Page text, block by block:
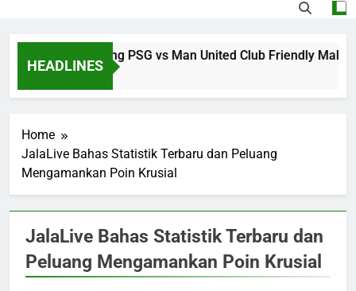
HEADLINES
Saksikan Streaming PSG vs Man United Club Friendly
8 Hours Ago
Home
JalaLive Bahas Statistik Terbaru dan Peluang
Mengamankan Poin Krusial
JalaLive Bahas Statistik Terbaru dan
Peluang Mengamankan Poin Krusial